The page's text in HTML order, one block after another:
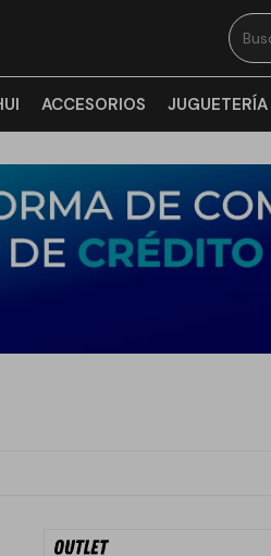
ACCESORIOS JUGUETERÍA